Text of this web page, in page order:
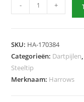
90%
Gram
hoeveelheid
- +
SKU: HA-170384
Categorieën: Dartpijlen,
Steeltip
Merknaam: Harrows